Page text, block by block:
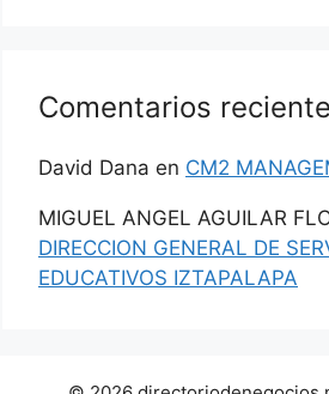
Comentarios
David Dana en CM2
MIGUEL ANGEL AGUILAR
DIRECCION GENERAL DE
EDUCATIVOS IZTAPALAPA